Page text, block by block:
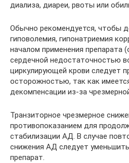
диализа, диареи, рвоты или
Обычно рекомендуется, чтобы
гиповолемия, гипонатриемия
началом применения препарата
сердечной недостаточностью
циркулирующей крови следует
осторожностью, так как
декомпенсации из-за
Транзиторное чрезмерное
противопоказанием для
стабилизации АД. В случае
снижения АД следует
препарат.